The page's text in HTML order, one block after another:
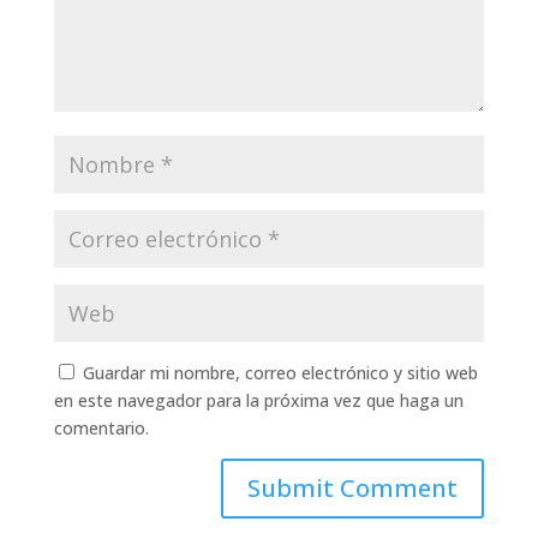
Guardar mi nombre, correo electrónico y sitio web
en este navegador para la próxima vez que haga un
comentario.